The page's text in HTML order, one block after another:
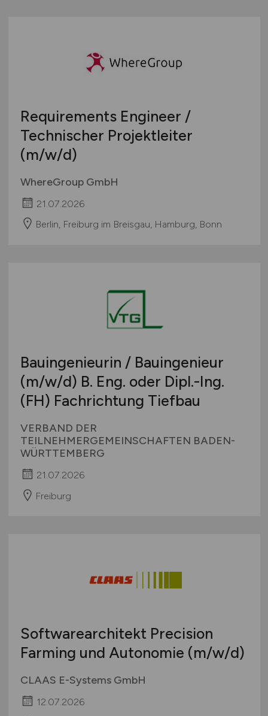
Requirements Engineer /
Technischer Projektleiter
(m/w/d)
WhereGroup GmbH
21.07.2026
Berlin, Freiburg im Breisgau, Hamburg, Bonn
Bauingenieurin / Bauingenieur
(m/w/d) B. Eng. oder Dipl.-Ing.
(FH) Fachrichtung Tiefbau
VERBAND DER
TEILNEHMERGEMEINSCHAFTEN BADEN-
WÜRTTEMBERG
21.07.2026
Freiburg
Softwarearchitekt Precision
Farming und Autonomie (m/w/d)
CLAAS E-Systems GmbH
12.07.2026